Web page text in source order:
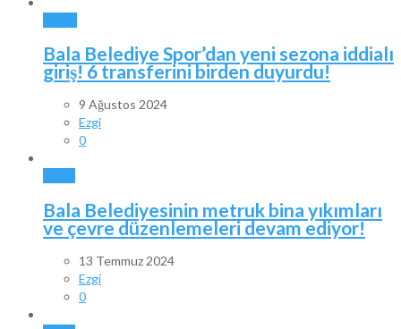
Bala Belediye Spor’dan yeni sezona iddialı
giriş! 6 transferini birden duyurdu!
9 Ağustos 2024
Ezgi
0
Bala Belediyesinin metruk bina yıkımları
ve çevre düzenlemeleri devam ediyor!
13 Temmuz 2024
Ezgi
0